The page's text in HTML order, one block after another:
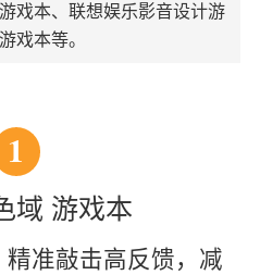
戏本、联想娱乐影音设计游
戏本等。
1
域 游戏本
准敲击高反馈，减